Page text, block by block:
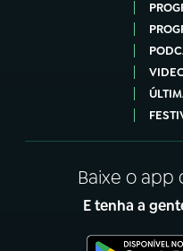
Baixe o app
E tenha a